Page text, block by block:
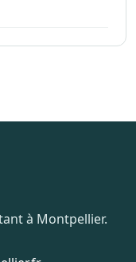
à Montpellier.